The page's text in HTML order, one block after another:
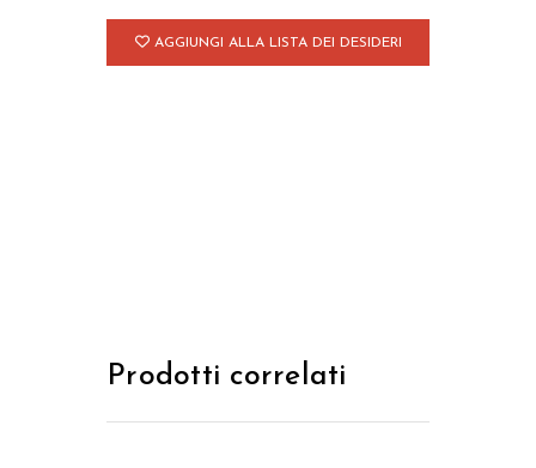
AGGIUNGI ALLA LISTA DEI DESIDERI
Prodotti correlati